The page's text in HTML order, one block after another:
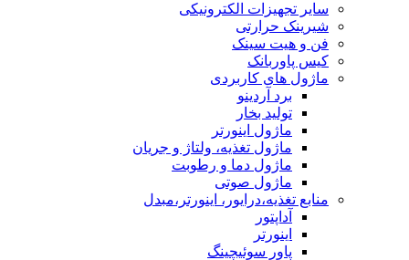
سایر تجهیزات الکترونیکی
شیرینک حرارتی
فن و هیت سینک
کیس پاوربانک
ماژول های کاربردی
برد آردینو
تولید بخار
ماژول اینورتر
ماژول تغذیه، ولتاژ و جریان
ماژول دما و رطوبت
ماژول صوتی
منابع تغذیه،درایور، اینورتر،مبدل
آداپتور
اینورتر
پاور سوئیچینگ